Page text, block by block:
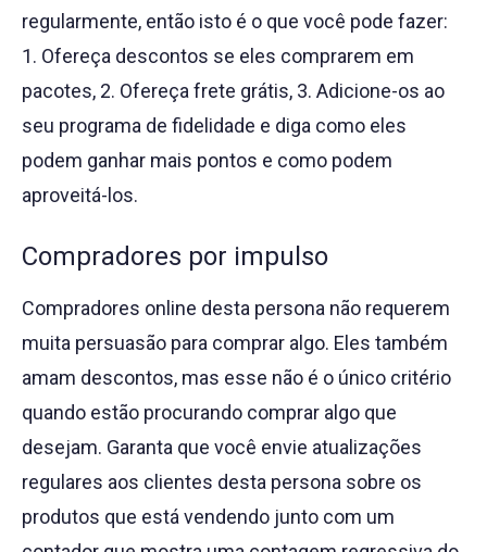
regularmente, então isto é o que você pode fazer:
1. Ofereça descontos se eles comprarem em
pacotes, 2. Ofereça frete grátis, 3. Adicione-os ao
seu programa de fidelidade e diga como eles
podem ganhar mais pontos e como podem
aproveitá-los.
Compradores por impulso
Compradores online desta persona não requerem
muita persuasão para comprar algo. Eles também
amam descontos, mas esse não é o único critério
quando estão procurando comprar algo que
desejam. Garanta que você envie atualizações
regulares aos clientes desta persona sobre os
produtos que está vendendo junto com um